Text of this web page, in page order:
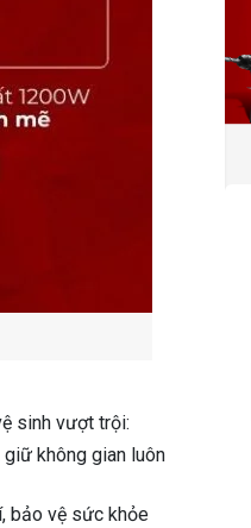
sinh vượt trội:
không gian luôn
bảo vệ sức khỏe